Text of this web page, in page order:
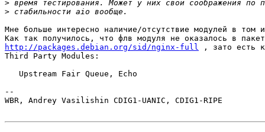
>
>
Мне больше интересно наличие/отсутствие модулей в том
http://packages.debian.org/sid/nginx-full , зато есть
Third Party Modules:
   Upstream Fair Queue, Echo
--
WBR, Andrey Vasilishin CDIG1-UANIC, CDIG1-RIPE